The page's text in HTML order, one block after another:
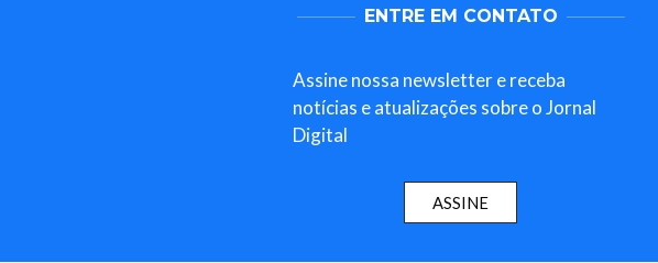
ENTRE EM CONTATO
Assine nossa newsletter e receba
notícias e atualizações sobre o Jornal
Digital
ASSINE